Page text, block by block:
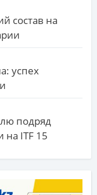
состав на
успех
подряд
на ITF 15